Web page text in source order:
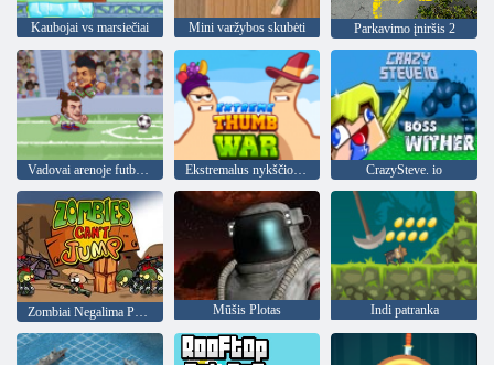
Kaubojai vs marsiečiai Mini varžybos skubėti Parkavimo įniršis 2
Vadovai arenoje futbolas All Stars Ekstremalus nykščio karas CrazySteve. io
Mūšis Plotas Indi patranka